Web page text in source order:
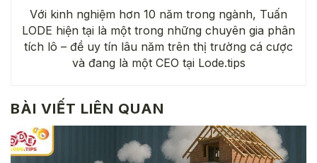
Với kinh nghiệm hơn 10 năm trong ngành, Tuấn
LODE hiện tại là một trong những chuyên gia phân
tích lô – đề uy tín lâu năm trên thị trường cá cược
và đang là một CEO tại Lode.tips
BÀI VIẾT LIÊN QUAN